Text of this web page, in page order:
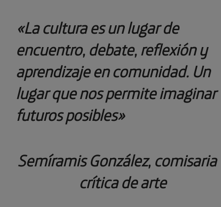
«La cultura es un lugar de
encuentro, debate, reflexión y
aprendizaje en comunidad. Un
lugar que nos permite imaginar
futuros posibles»
Semíramis González,comisaria
crítica de arte